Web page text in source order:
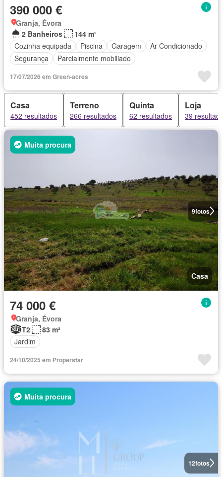
390 000 €
Granja, Évora
2 Banheiros
144 m²
Cozinha equipada
Piscina Garagem
Ar Condicionado
Segurança
Parcialmente mobiliado
17/07/2026 em Green-acres
Casa
452 resultados
Terreno
266 resultados
Quinta
62 resultados
Loja
39
9fotos
Muita procura
Casa
74 000 €
Granja, Évora
T2
83 m²
Jardim
24/10/2025 em Properstar
12fotos
Muita procura